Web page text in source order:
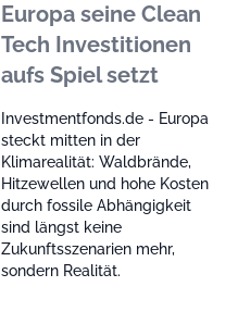
Europa seine Clean
Tech Investitionen
aufs Spiel setzt
Investmentfonds.de - Europa
steckt mitten in der
Klimarealität: Waldbrände,
Hitzewellen und hohe Kosten
durch fossile Abhängigkeit
sind längst keine
Zukunftsszenarien mehr,
sondern Realität.